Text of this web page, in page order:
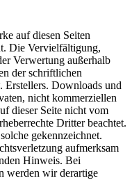
auf diesen Seiten
Die Vervielfältigung,
Verwertung außerhalb
der schriftlichen
Erstellers. Downloads und
nicht kommerziellen
dieser Seite nicht vom
Dritter beachtet.
gekennzeichnet.
aufmerksam
Hinweis. Bei
werden wir derartige